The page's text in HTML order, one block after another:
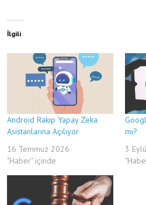
İlgili
Android Rakip Yapay Zeka
Asistanlarına Açılıyor
16 Temmuz 2026
"Haber" içinde
mı?
3